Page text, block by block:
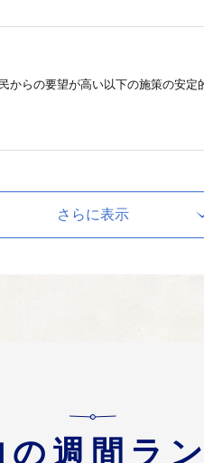
からの要望が高い以下の施策の安
もを育てることができるよう、市
との命をどのように支え、つない
さらに表示
の週間ラ